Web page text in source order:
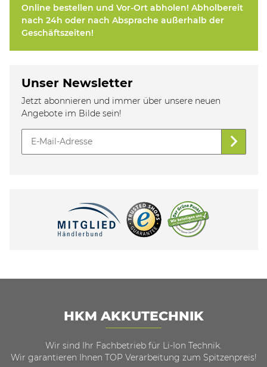
Online bestellen und Vor-Ort abholen! Abholbereit
nach 24h oder nach Absprache außerhalb der
Geschäftszeiten!
Unser Newsletter
Jetzt abonnieren und immer über unsere neuen
Angebote im Bilde sein!
HKM AKKUTECHNIK
Wir sind Ihr Fachbetrieb für Li-Ion Technik.
Wir garantieren Ihnen TOP Verarbeitung zum Spitzenpreis!